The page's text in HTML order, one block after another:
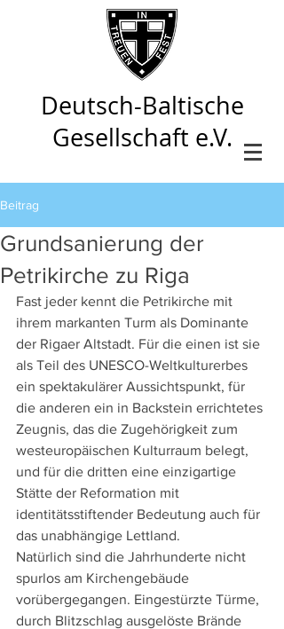
Deutsch-Baltische
Gesellschaft e.V.
Beitrag
Grundsanierung der
Petrikirche zu Riga
Fast jeder kennt die Petrikirche mit
ihrem markanten Turm als Dominante
der Rigaer Altstadt. Für die einen ist sie
als Teil des UNESCO-Weltkulturerbes
ein spektakulärer Aussichtspunkt, für
die anderen ein in Backstein errichtetes
Zeugnis, das die Zugehörigkeit zum
westeuropäischen Kulturraum belegt,
und für die dritten eine einzigartige
Stätte der Reformation mit
identitätsstiftender Bedeutung auch für
das unabhängige Lettland.
Natürlich sind die Jahrhunderte nicht
spurlos am Kirchengebäude
vorübergegangen. Eingestürzte Türme,
durch Blitzschlag ausgelöste Brände